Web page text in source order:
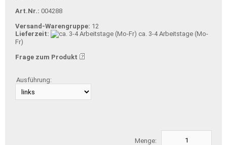
Art.Nr.: 004288
Versand-Warengruppe: 12
Lieferzeit:
ca. 3-4 Arbeitstage (Mo-
Fr)
Frage zum Produkt
Ausführung:
Menge: